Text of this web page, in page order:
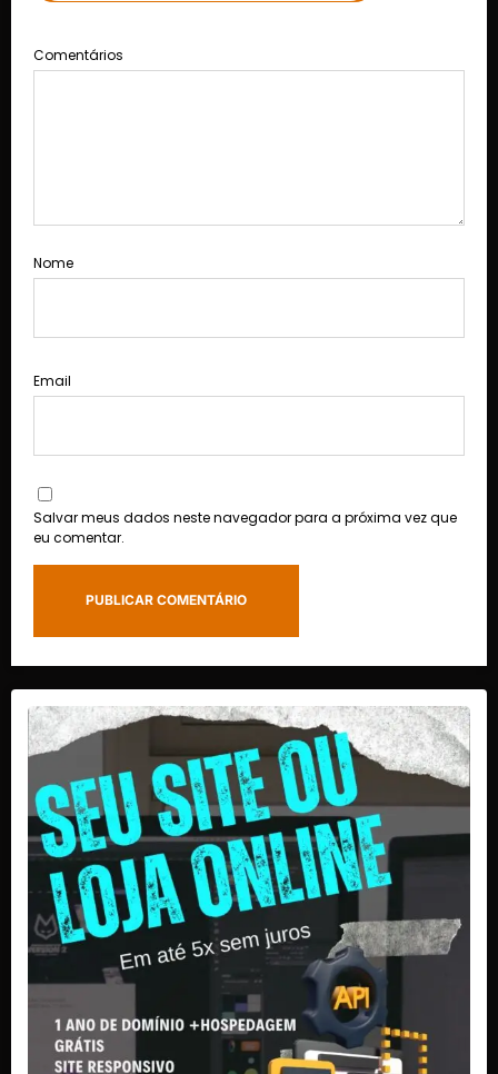
Comentários
Nome
Email
Salvar meus dados neste navegador para a próxima vez que
eu comentar.